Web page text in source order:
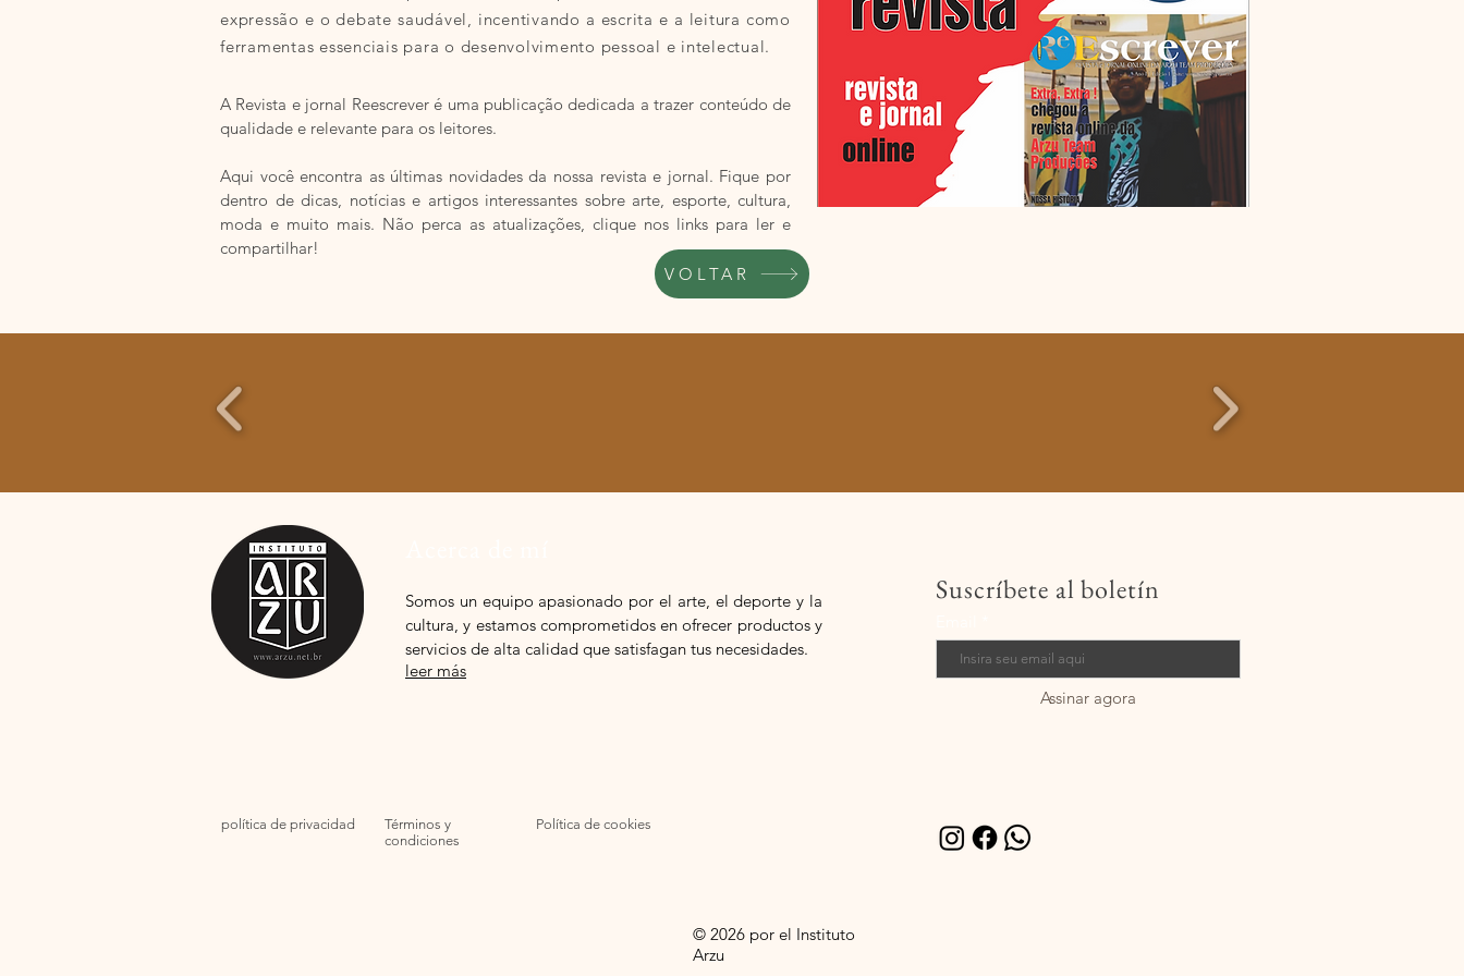
expressão e o debate saudável, incentivando a escrita e a leitura como
ferramentas essenciais para o desenvolvimento pessoal e intelectual.
A Revista e jornal Reescrever é uma publicação dedicada a trazer conteúdo de
qualidade e relevante para os leitores.
Aqui você encontra as últimas novidades da nossa revista e jornal. Fique por
dentro de dicas, notícias e artigos interessantes sobre arte, esporte, cultura,
moda e muito mais. Não perca as atualizações, clique nos links para ler e
compartilhar!
VOLTAR
Somos un equipo apasionado por el arte, el deporte y la
cultura, y estamos comprometidos en ofrecer productos y
servicios de alta calidad que satisfagan tus necesidades.
leer más
política de privacidad
Términos y
condiciones
Política de cookies
Suscríbete al boletín
Assinar agora
© 2026 por el Instituto
Arzu